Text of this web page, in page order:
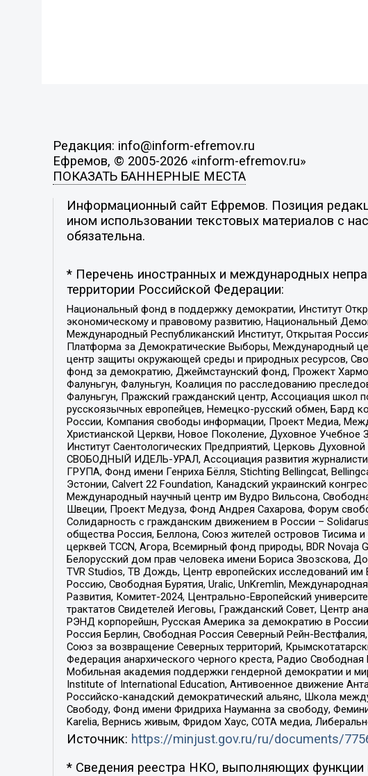
Редакция: info@inform-efremov.ru
Ефремов, © 2005-2026 «inform-efremov.ru»
ПОКАЗАТЬ БАННЕРНЫЕ МЕСТА
Информационный сайт Ефремов. Позиция
ином использовании текстовых материалов с
обязательна.
* Перечень иностранных и международных
территории Российской Федерации:
Национальный фонд в поддержку демократии, Институт
экономическому и правовому развитию, Национальный
Международный Республиканский Институт, Открытая
Платформа за Демократические Выборы, Международный
центр защиты окружающей среды и природных ресурсов,
фонд за демократию, Джеймстаунский фонд, Прожект
Фалуньгун, Фалуньгун, Коалиция по расследованию
Фалуньгун, Пражский гражданский центр, Ассоциация школ
русскоязычных европейцев, Немецко-русский обмен, Бард
России, Компания свободы информации, Проект Медиа,
Христианской Церкви, Новое Поколение, Духовное
Институт Саентологических Предприятий, Церковь
СВОБОДНЫЙ ИДЕЛЬ-УРАЛ, Ассоциация развития
ГРУПА, Фонд имени Генриха Бёлля, Stichting Bellingcat,
Эстонии, Calvert 22 Foundation, Канадский украинский
Международный научный центр им Вудро Вильсона,
Швеции, Проект Медуза, Фонд Андрея Сахарова, Форум
Солидарность с гражданским движением в России –
общества Россия, Беллона, Союз жителей островов Тисима
церквей TCCN, Агора, Всемирный фонд природы, BDR
Белорусский дом прав человека имени Бориса Звозскова,
TVR Studios, ТВ Дождь, Центр европейских исследований
Россию, Свободная Бурятия, Uralic, UnKremlin,
Развития, Комитет-2024, Центрально-Европейский
трактатов Свидетелей Иеговы, Гражданский Совет, Центр
РЭНД корпорейшн, Русская Америка за демократию в
Россия Берлин, Свободная Россия Северный Рейн-
Союз за возвращение Северных территорий,
Федерация анархического черного креста, Радио
Мобильная академия поддержки гендерной демократии и
Institute of International Education, Антивоенное движение
Российско-канадский демократический альянс, Школа
Свободу, Фонд имени Фридриха Науманна за свободу,
Karelia, Вернись живым, Фридом Хаус, СОТА медиа,
Источник: https://minjust.gov.ru/ru/documents/
* Сведения реестра НКО, выполняющих функции